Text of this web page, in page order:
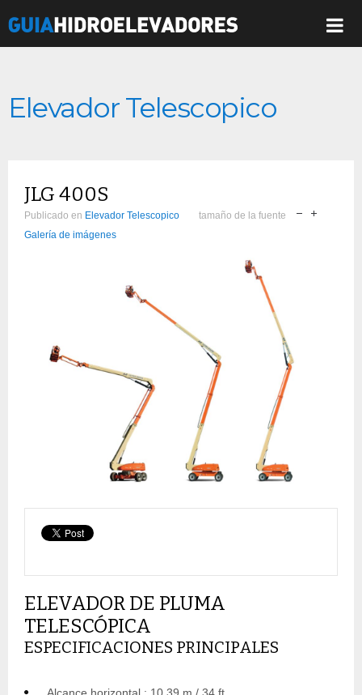
Elevador Telescopico
JLG 400S
Publicado en Elevador Telescopico
tamaño de la fuente
Galería de imágenes
ELEVADOR DE PLUMA
TELESCÓPICA
ESPECIFICACIONES PRINCIPALES